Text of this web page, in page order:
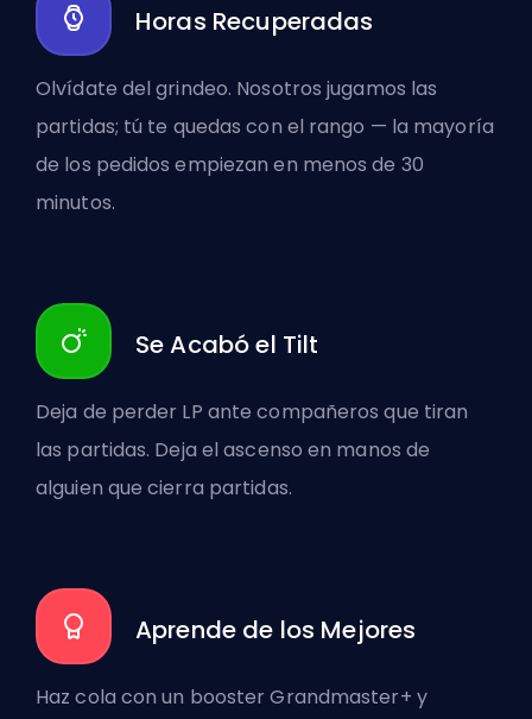
Horas Recuperadas
Olvídate del grindeo. Nosotros jugamos las
partidas; tú te quedas con el rango — la mayoría
de los pedidos empiezan en menos de 30
minutos.
Se Acabó el Tilt
Deja de perder LP ante compañeros que tiran
las partidas. Deja el ascenso en manos de
alguien que cierra partidas.
Aprende de los Mejores
Haz cola con un booster Grandmaster+ y